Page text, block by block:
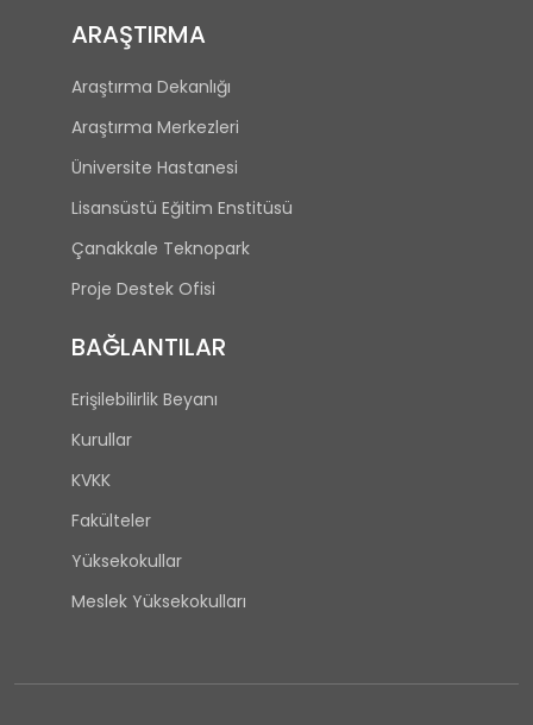
ARAŞTIRMA
Araştırma Dekanlığı
Araştırma Merkezleri
Üniversite Hastanesi
Lisansüstü Eğitim Enstitüsü
Çanakkale Teknopark
Proje Destek Ofisi
BAĞLANTILAR
Erişilebilirlik Beyanı
Kurullar
KVKK
Fakülteler
Yüksekokullar
Meslek Yüksekokulları